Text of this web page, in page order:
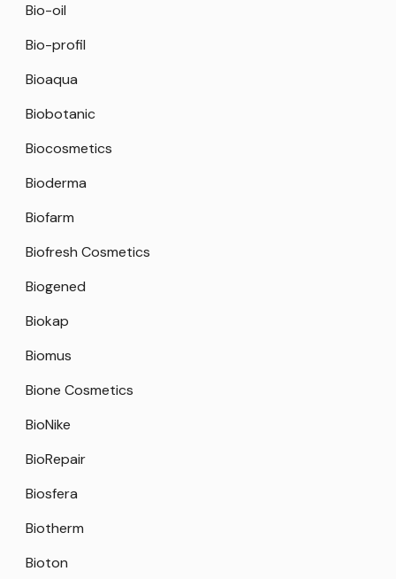
Bio-oil
Bio-profil
Bioaqua
Biobotanic
Biocosmetics
Bioderma
Biofarm
Biofresh Cosmetics
Biogened
Biokap
Biomus
Bione Cosmetics
BioNike
BioRepair
Biosfera
Biotherm
Bioton